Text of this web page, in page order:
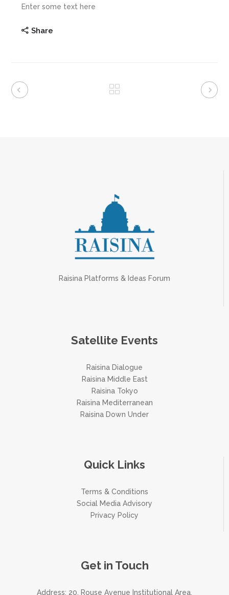
Enter some text here
Share
Raisina Platforms & Ideas Forum
Satellite Events
Raisina Dialogue
Raisina Middle East
Raisina Tokyo
Raisina Mediterranean
Raisina Down Under
Quick Links
Terms & Conditions
Social Media Advisory
Privacy Policy
Get in Touch
Address: 20, Rouse Avenue Institutional Area,